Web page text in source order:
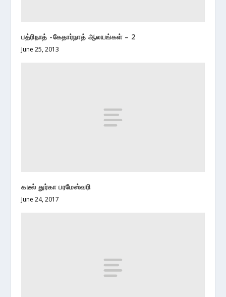
பத்ரிநாத் -கேதார்நாத் ஆலயங்கள் – 2
June 25, 2013
கடீல் துர்கா பரமேஸ்வரி
June 24, 2017